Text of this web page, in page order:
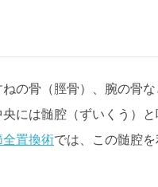
の骨（脛骨）、腕の骨
には髄腔（ずいくう）
全置換術では、この髄腔を